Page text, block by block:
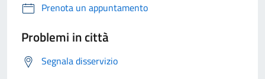
Prenota un appuntamento
Problemi in città
Segnala disservizio